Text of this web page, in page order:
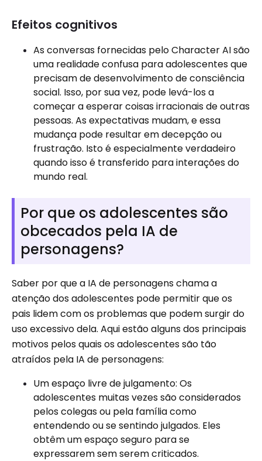
Efeitos cognitivos
As conversas fornecidas pelo Character AI são
uma realidade confusa para adolescentes que
precisam de desenvolvimento de consciência
social. Isso, por sua vez, pode levá-los a
começar a esperar coisas irracionais de outras
pessoas. As expectativas mudam, e essa
mudança pode resultar em decepção ou
frustração. Isto é especialmente verdadeiro
quando isso é transferido para interações do
mundo real.
Por que os adolescentes são
obcecados pela IA de
personagens?
Saber por que a IA de personagens chama a
atenção dos adolescentes pode permitir que os
pais lidem com os problemas que podem surgir do
uso excessivo dela. Aqui estão alguns dos principais
motivos pelos quais os adolescentes são tão
atraídos pela IA de personagens:
Um espaço livre de julgamento: Os
adolescentes muitas vezes são considerados
pelos colegas ou pela família como
entendendo ou se sentindo julgados. Eles
obtêm um espaço seguro para se
expressarem sem serem criticados.